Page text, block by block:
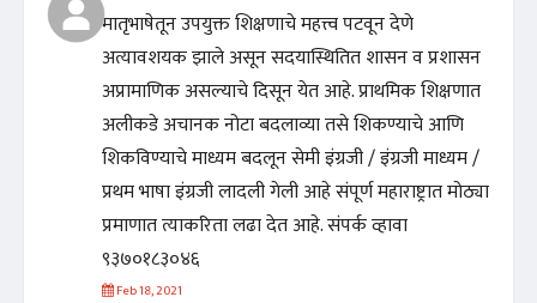
मातृभाषेतून उपयुक्त शिक्षणाचे महत्त्व पटवून देणे
अत्यावशयक झाले असून सदयास्थितित शासन व प्रशासन
अप्रामाणिक असल्याचे दिसून येत आहे. प्राथमिक शिक्षणात
अलीकडे अचानक नोटा बदलाव्या तसे शिकण्याचे आणि
शिकविण्याचे माध्यम बदलून सेमी इंग्रजी / इंग्रजी माध्यम /
प्रथम भाषा इंग्रजी लादली गेली आहे संपूर्ण महाराष्ट्रात मोठ्या
प्रमाणात त्याकरिता लढा देत आहे. संपर्क व्हावा
९३७०१८३०४६
Feb 18, 2021